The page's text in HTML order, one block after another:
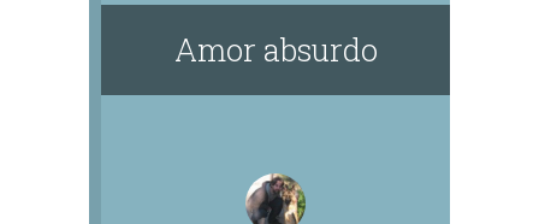
Amor absurdo